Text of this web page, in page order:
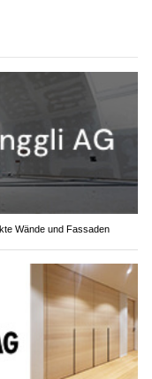
in Hünenberg ZG: Für perfekte Wände und Fassaden